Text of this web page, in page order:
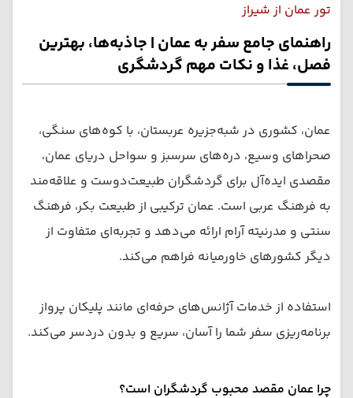
تور عمان از شیراز
راهنمای جامع سفر به عمان | جاذبه‌ها، بهترین
فصل، غذا و نکات مهم گردشگری
عمان، کشوری در شبه‌جزیره عربستان، با کوه‌های سنگی،
صحراهای وسیع، دره‌های سرسبز و سواحل دریای عمان،
مقصدی ایده‌آل برای گردشگران طبیعت‌دوست و علاقه‌مند
به فرهنگ عربی است. عمان ترکیبی از طبیعت بکر، فرهنگ
سنتی و مدرنیته آرام ارائه می‌دهد و تجربه‌ای متفاوت از
دیگر کشورهای خاورمیانه فراهم می‌کند.
استفاده از خدمات آژانس‌های حرفه‌ای مانند پلیکان پرواز
برنامه‌ریزی سفر شما را آسان، سریع و بدون دردسر می‌کند.
چرا عمان مقصد محبوب گردشگران است؟